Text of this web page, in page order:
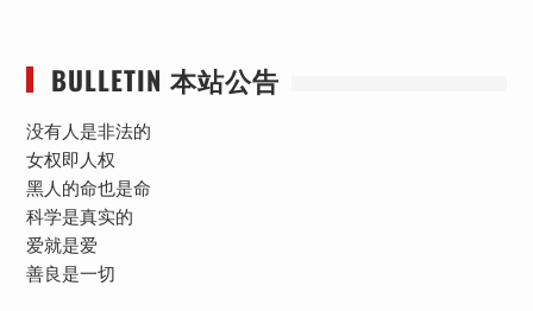
BULLETIN 本站公告
没有人是非法的
女权即人权
黑人的命也是命
科学是真实的
爱就是爱
善良是一切